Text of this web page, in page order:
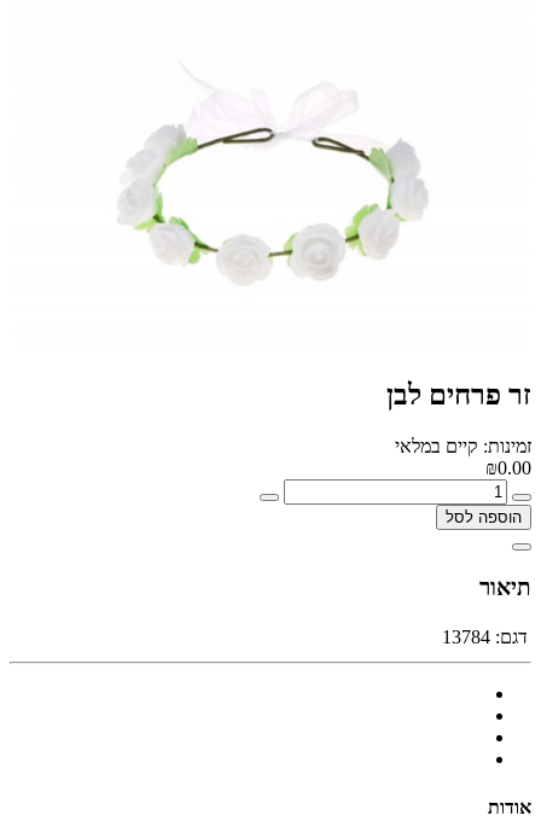
זר פרחים לבן
זמינות: קיים במלאי
₪0.00
הוספה לסל
תיאור
דגם: 13784
אודות